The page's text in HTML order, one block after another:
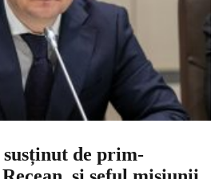
de prim-